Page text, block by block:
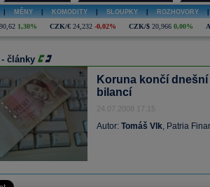
MĚNY KOMODITY SLOUPKY ROZHOVORY
1,30% CZK/€ 24,232 -0,02% CZK/$ 20,966 0,00%
- články
Koruna končí
bilancí
24.07.2008 17:15
Autor: Tomáš Vlk, Patria